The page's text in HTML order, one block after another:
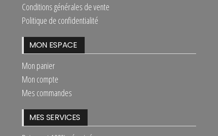
Conditions générales de vente
Politique de confidentialité
MON ESPACE
Mon panier
Mon compte
Mes commandes
MES SERVICES